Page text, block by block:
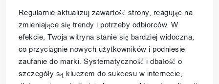
Regularnie aktualizuj zawartość strony, reagując na
zmieniające się trendy i potrzeby odbiorców. W
efekcie, Twoja witryna stanie się bardziej widoczna,
co przyciągnie nowych użytkowników i podniesie
zaufanie do marki. Systematyczność i dbałość o
szczegóły są kluczem do sukcesu w internecie,